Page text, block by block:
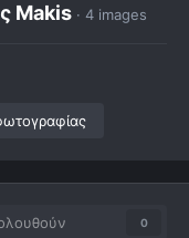
Makis · 4 images
0